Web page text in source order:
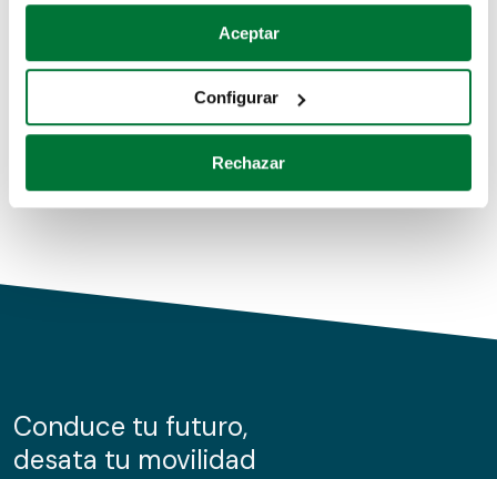
Si lo permite, también quisiéramos:
Recopilar información sobre su ubicación geográfica
Identificar su dispositivo analizándolo activamente
para buscar características específicas (huellas
Obtenga más información sobre cómo se procesan sus
de cookies.
información sobre el uso que haga del sitio web con
nuestros partners de redes sociales, publicidad y análisis
Aceptar
Configurar
Rechazar
Coches de segunda mano
Coches de km0
Conduce tu futuro,
desata tu movilidad